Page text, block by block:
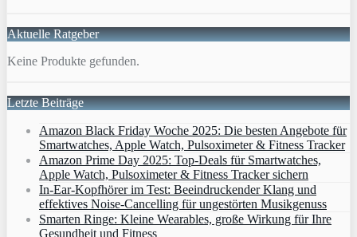
Aktuelle Ratgeber
Keine Produkte gefunden.
Letzte Beiträge
Amazon Black Friday Woche 2025: Die besten Angebote für
Smartwatches, Apple Watch, Pulsoximeter & Fitness Tracker
Amazon Prime Day 2025: Top-Deals für Smartwatches,
Apple Watch, Pulsoximeter & Fitness Tracker sichern
In-Ear-Kopfhörer im Test: Beeindruckender Klang und
effektives Noise-Cancelling für ungestörten Musikgenuss
Smarten Ringe: Kleine Wearables, große Wirkung für Ihre
Gesundheit und Fitness